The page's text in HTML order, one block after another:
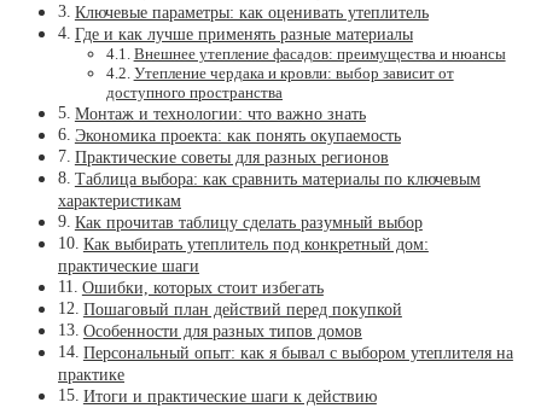
Ключевые параметры: как оценивать утеплитель
Где и как лучше применять разные материалы
Внешнее утепление фасадов: преимущества и нюансы
Утепление чердака и кровли: выбор зависит от
доступного пространства
Монтаж и технологии: что важно знать
Экономика проекта: как понять окупаемость
Практические советы для разных регионов
Таблица выбора: как сравнить материалы по ключевым
характеристикам
Как прочитав таблицу сделать разумный выбор
Как выбирать утеплитель под конкретный дом:
практические шаги
Ошибки, которых стоит избегать
Пошаговый план действий перед покупкой
Особенности для разных типов домов
Персональный опыт: как я бывал с выбором утеплителя на
практике
Итоги и практические шаги к действию